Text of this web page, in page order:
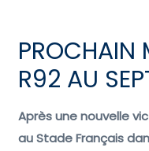
PROCHAIN
R92 AU
Après une nouvelle
au Stade Français